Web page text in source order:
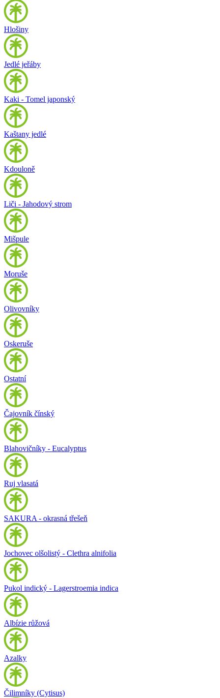
Hlošiny
Jedlé jeřáby
Kaki - Tomel japonský
Kaštany jedlé
Kdouloně
Liči - Jahodový strom
Mišpule
Moruše
Olivovníky
Oskeruše
Ostatní
Čajovník čínský
Blahovičníky - Eucalyptus
Ruj vlasatá
SAKURA - okrasná třešeň
Jochovec olšolistý - Clethra alnifolia
Pukol indický - Lagerstroemia indica
Albízie růžová
Azalky
Čilimníky (Cytisus)